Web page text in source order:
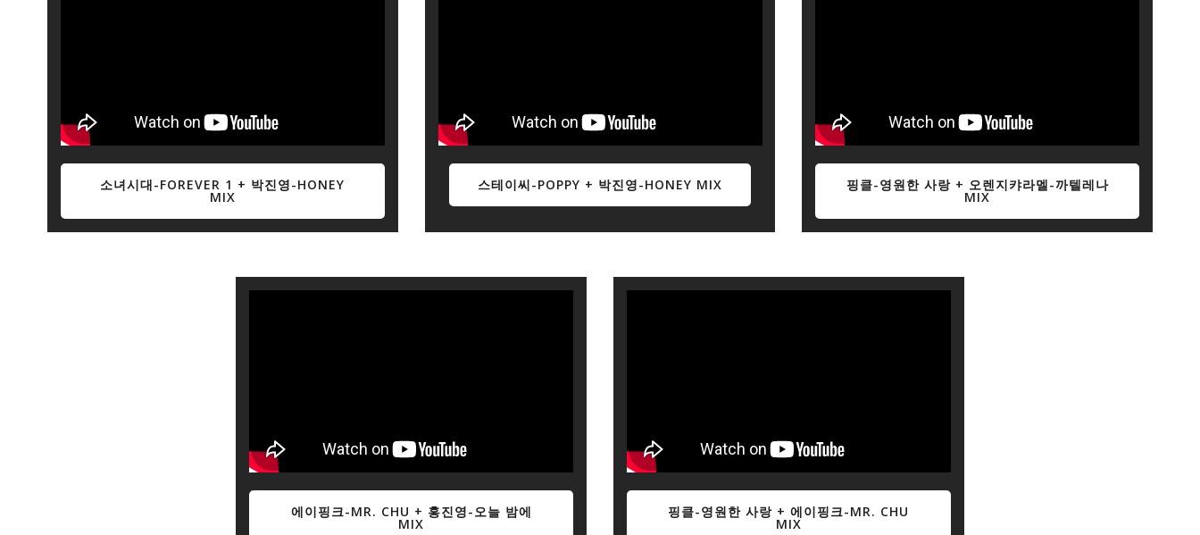
소녀시대-FOREVER 1 + 박진영-HONEY
MIX
스테이씨-POPPY + 박진영-HONEY MIX 핑클-영원한 사랑 + 오렌지캬라멜-까텔레나
MIX
에이핑크-MR. CHU + 홍진영-오늘 밤에
MIX
핑클-영원한 사랑 + 에이핑크-MR. CHU
MIX